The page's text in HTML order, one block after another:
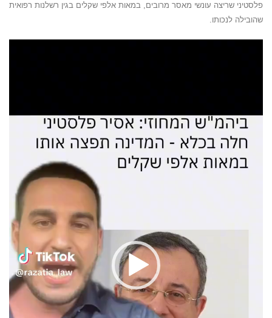
פלסטיני שריצה עונשי מאסר מרובים, במאות אלפי שקלים בגין רשלנות רפואית
שהובילה לנכותו.